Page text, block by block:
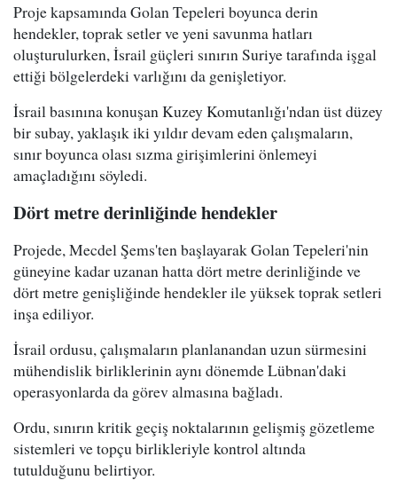
Proje kapsamında Golan Tepeleri boyunca derin
hendekler, toprak setler ve yeni savunma hatları
oluşturulurken, İsrail güçleri sınırın Suriye tarafında işgal
ettiği bölgelerdeki varlığını da genişletiyor.
İsrail basınına konuşan Kuzey Komutanlığı'ndan üst düzey
bir subay, yaklaşık iki yıldır devam eden çalışmaların,
sınır boyunca olası sızma girişimlerini önlemeyi
amaçladığını söyledi.
Dört metre derinliğinde hendekler
Projede, Mecdel Şems'ten başlayarak Golan Tepeleri'nin
güneyine kadar uzanan hatta dört metre derinliğinde ve
dört metre genişliğinde hendekler ile yüksek toprak setleri
inşa ediliyor.
İsrail ordusu, çalışmaların planlanandan uzun sürmesini
mühendislik birliklerinin aynı dönemde Lübnan'daki
operasyonlarda da görev almasına bağladı.
Ordu, sınırın kritik geçiş noktalarının gelişmiş gözetleme
sistemleri ve topçu birlikleriyle kontrol altında
tutulduğunu belirtiyor.